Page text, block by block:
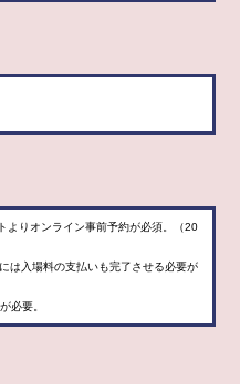
よりオンライン事前予約が必須。（20
は入場料の支払いも完了させる必要が
必要。